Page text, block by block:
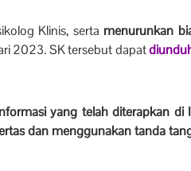
Klinis, serta menurunkan
2023. SK tersebut dapat
yang telah diterapkan di
dan menggunakan tanda